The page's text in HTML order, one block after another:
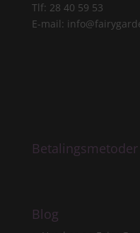
Tlf: 28 40 59 53
E-mail:
Betalingsmetoder
Blog